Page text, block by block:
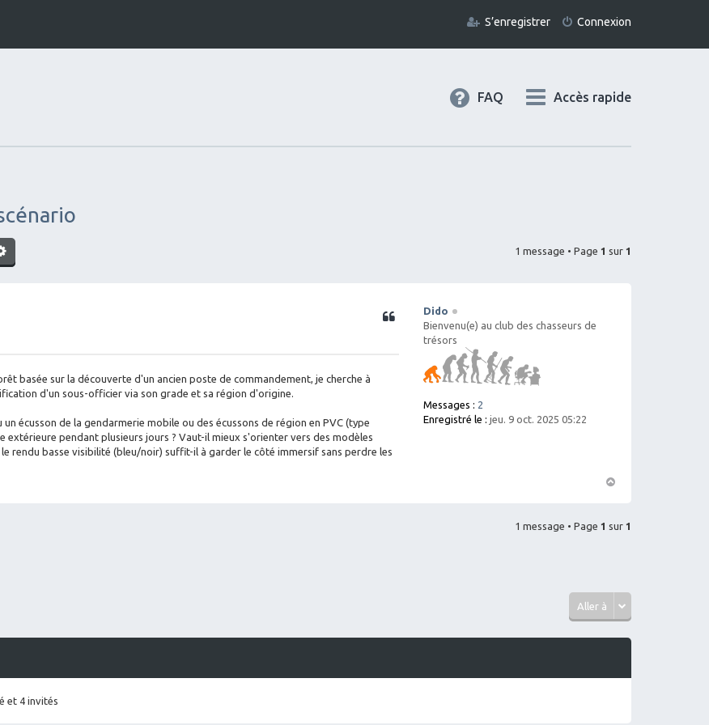
Connexion
S’enregistrer
Accès rapide
FAQ
1 message • Page 1 sur 1
Dido
Bienvenu(e) au club des chasseurs de
trésors
Messages : 2
Enregistré le : jeu. 9 oct. 2025 05:22
Citation
basée sur la découverte d'un ancien poste de commandement, je cherche à
d'un sous-officier via son grade et sa région d'origine.
un écusson de la gendarmerie mobile ou des écussons de région en PVC (type
extérieure pendant plusieurs jours ? Vaut-il mieux s'orienter vers des modèles
rendu basse visibilité (bleu/noir) suffit-il à garder le côté immersif sans perdre les
ut
1 message • Page 1 sur 1
Aller à
et 4 invités